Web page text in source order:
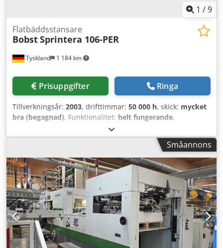
1 /9
Tyskland 1 184 km
Flatbäddsstansare
BobstSprintera 106-PER
Prisuppgifter Ringa
Tillverkningsår: 2003, drifttimmar: 50 000 h, skick: mycket
bra (begagnad), Funktionalitet: helt fungerande,
Försäljningsobjekt: Bobst Sprintera 106-PER. Fullständig
dokumentation! Kopior av fakturor för service och
renoveringar finns tillgängliga! Komplett renoverat
tryckenhet! Linjära drivmotorer, nya Omformare, nya
Komplett palltransport-/maskinlogistik, nytt Bobst
Sprintera 106-PER Tillverkningsår 2003 Max. format: 760 x
1060 mm Min. format: 400 x 350 mm Max. hastighet: 12
000 ark/timme Max. skärkraft: 250 ton Papper: min. 80
g/m² Dcsdpfxjzp Hcuo Aatsk Kartong: max. 2000 g/m² Non-
stopp-matare Non-stopp-utmatare
Snabbspännsanordning Prissättning enligt kundens
önskemål. Kontakta oss gärna om du har fler frågor.
Småannons